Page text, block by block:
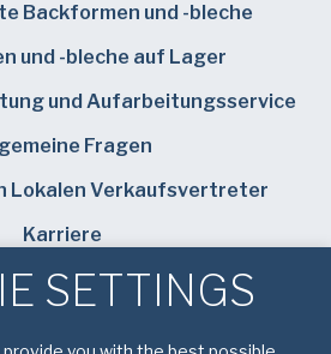
Backformen und -bleche
und -bleche auf Lager
und Aufarbeitungsservice
Fragen
Lokalen Verkaufsvertreter
Karriere
Baking Solutions
SETTINGS